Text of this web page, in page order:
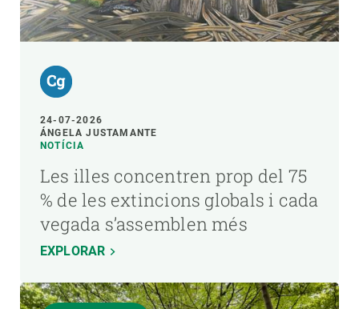
24-07-2026
ÁNGELA JUSTAMANTE
NOTÍCIA
Les illes concentren prop del 75
% de les extincions globals i cada
vegada s’assemblen més
EXPLORAR